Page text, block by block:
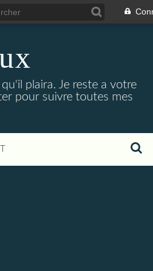
plaira. Je reste a votre
pour suivre toutes mes